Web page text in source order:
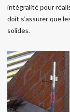
intégralité pour
doit s’assurer que
solides.